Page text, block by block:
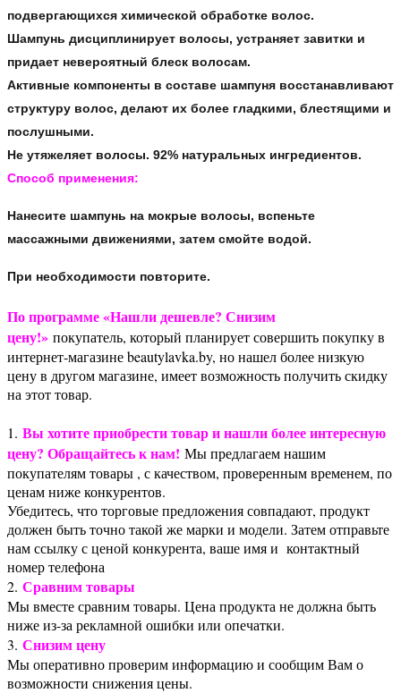
подвергающихся химической обработке волос.
Шампунь дисциплинирует волосы, устраняет завитки и
придает невероятный блеск волосам.
Активные компоненты в составе шампуня восстанавливают
структуру волос, делают их более гладкими, блестящими и
послушными.
Не утяжеляет волосы. 92% натуральных ингредиентов.
Способ применения:
Нанесите шампунь на мокрые волосы, вспеньте
массажными движениями, затем смойте водой.
При необходимости повторите.
По программе «Нашли дешевле? Снизим
цену!» покупатель, который планирует совершить покупку в
интернет-магазине beautylavka.by, но нашел более низкую
цену в другом магазине, имеет возможность получить скидку
на этот товар.
1. Вы хотите приобрести товар и нашли более интересную
цену? Обращайтесь к нам! Мы предлагаем нашим
покупателям товары , с качеством, проверенным временем, по
ценам ниже конкурентов.
Убедитесь, что торговые предложения совпадают, продукт
должен быть точно такой же марки и модели. Затем отправьте
нам ссылку с ценой конкурента, ваше имя и контактный
номер телефона
2. Сравним товары
Мы вместе сравним товары. Цена продукта не должна быть
ниже из-за рекламной ошибки или опечатки.
3. Снизим цену
Мы оперативно проверим информацию и сообщим Вам о
возможности снижения цены.